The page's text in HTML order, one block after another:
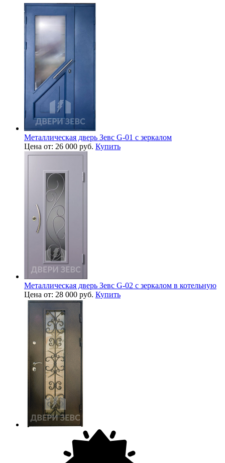
Металлическая дверь Зевс G-01 с зеркалом
Цена от: 26 000 руб. Купить
Металлическая дверь Зевс G-02 с зеркалом в котельную
Цена от: 28 000 руб. Купить